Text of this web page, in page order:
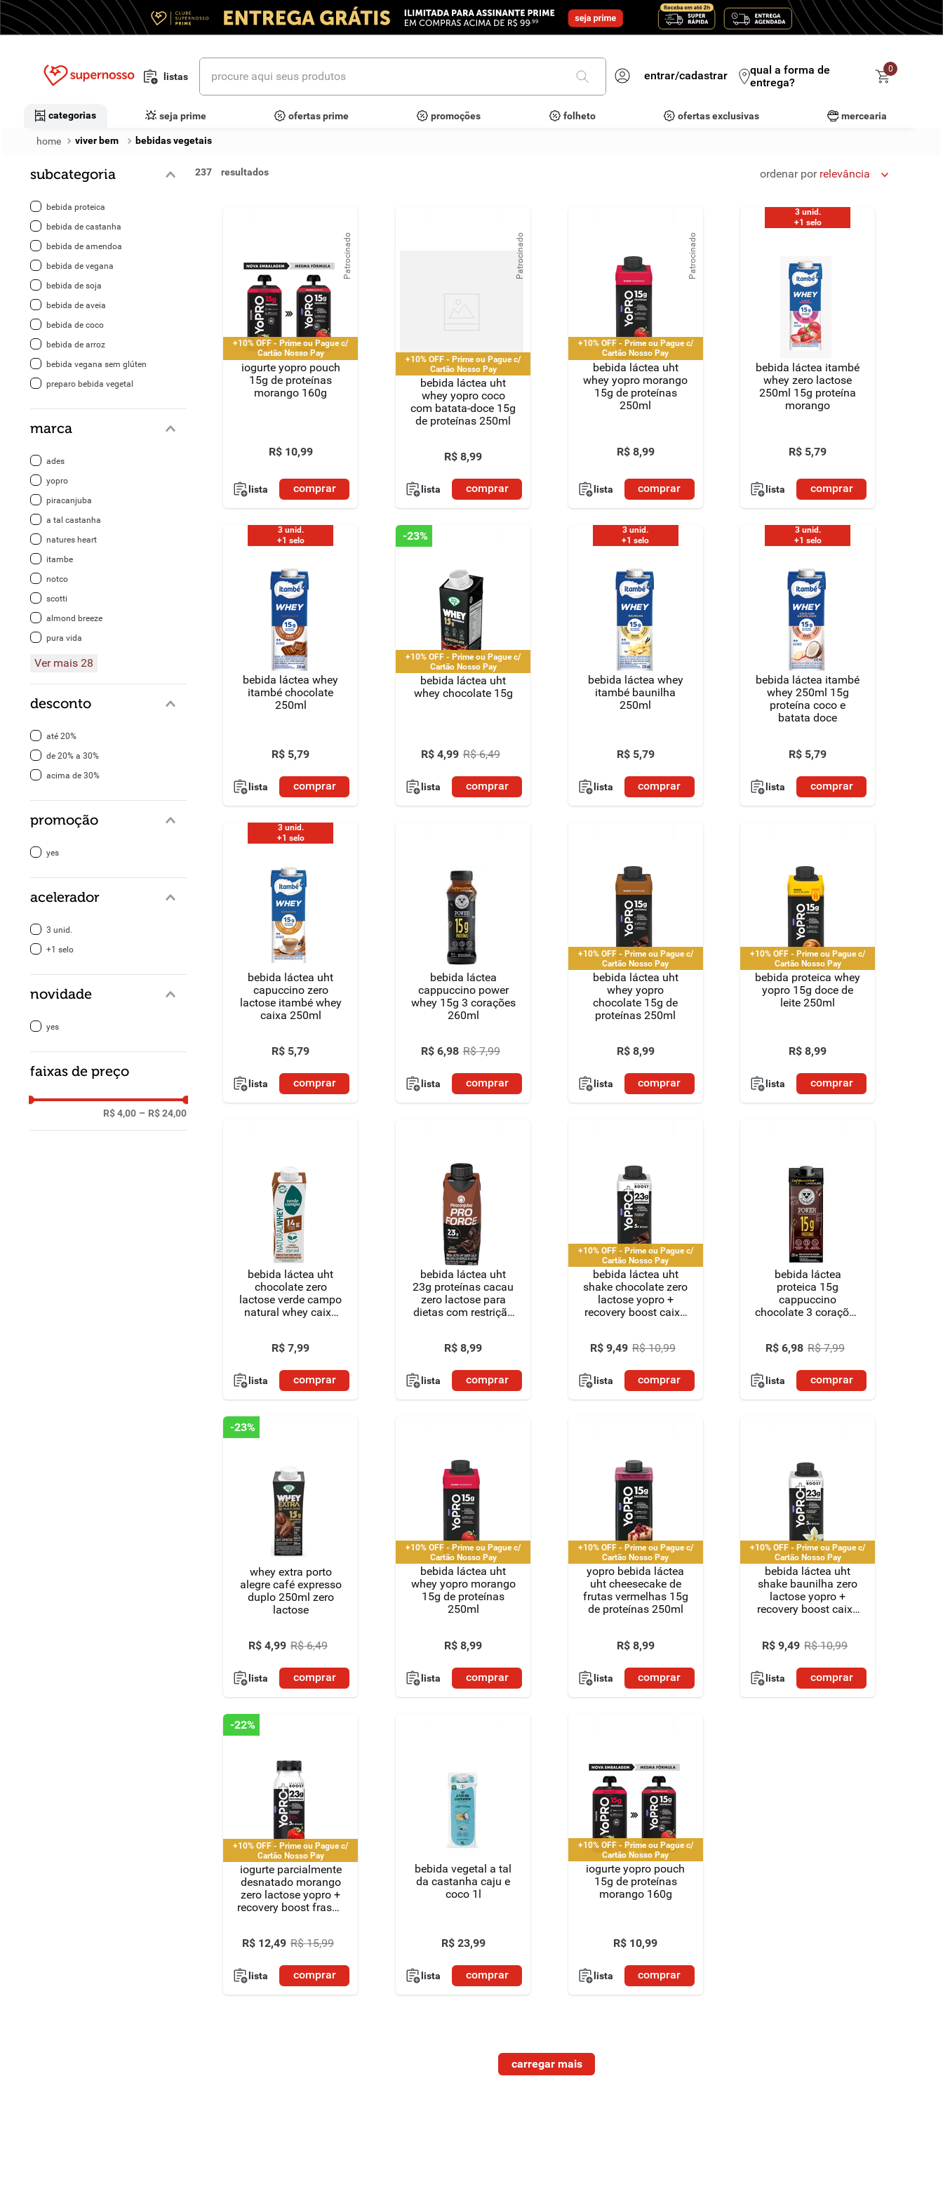
listas
procure aqui seus produtos
entrar/cadastrar
qual a forma de
entrega?
0
categorias seja prime ofertas prime promoções folheto ofertas exclusivas mercearia
viver bem bebidas vegetais
subcategoria
bebida proteica
bebida de castanha
bebida de amendoa
bebida de vegana
bebida de soja
bebida de aveia
bebida de coco
bebida de arroz
bebida vegana sem glúten
preparo bebida vegetal
marca
ades
yopro
piracanjuba
a tal castanha
natures heart
itambe
notco
scotti
almond breeze
pura vida
Ver mais 28
desconto
até 20%
de 20% a 30%
acima de 30%
promoção
yes
acelerador
3 unid.
+1 selo
novidade
yes
faixas de preço
R$ 4,00 – R$ 24,00
237 ordenar por relevância
Patrocinado
+10% OFF - Prime ou Pague c/
Cartão Nosso Pay
iogurte yopro pouch
15g de proteínas
morango 160g
R$ 10,99
lista comprar
Patrocinado
+10% OFF - Prime ou Pague c/
Cartão Nosso Pay
bebida láctea uht
whey yopro coco
com batata-doce 15g
de proteínas 250ml
R$ 8,99
lista comprar
Patrocinado
+10% OFF - Prime ou Pague c/
Cartão Nosso Pay
bebida láctea uht
whey yopro morango
15g de proteínas
250ml
R$ 8,99
lista comprar
3 unid.
+1 selo
bebida láctea itambé
whey zero lactose
250ml 15g proteína
morango
R$ 5,79
lista comprar
3 unid.
+1 selo
bebida láctea whey
itambé chocolate
250ml
R$ 5,79
lista comprar
-23%
+10% OFF - Prime ou Pague c/
Cartão Nosso Pay
bebida láctea uht
whey chocolate 15g
R$ 4,99 R$ 6,49
lista comprar
3 unid.
+1 selo
bebida láctea whey
itambé baunilha
250ml
R$ 5,79
lista comprar
3 unid.
+1 selo
bebida láctea itambé
whey 250ml 15g
proteína coco e
batata doce
R$ 5,79
lista comprar
3 unid.
+1 selo
bebida láctea uht
capuccino zero
lactose itambé whey
caixa 250ml
R$ 5,79
lista comprar
bebida láctea
cappuccino power
whey 15g 3 corações
260ml
R$ 6,98 R$ 7,99
lista comprar
+10% OFF - Prime ou Pague c/
Cartão Nosso Pay
bebida láctea uht
whey yopro
chocolate 15g de
proteínas 250ml
R$ 8,99
lista comprar
+10% OFF - Prime ou Pague c/
Cartão Nosso Pay
bebida proteica whey
yopro 15g doce de
leite 250ml
R$ 8,99
lista comprar
bebida láctea uht
chocolate zero
lactose verde campo
natural whey caixa
R$ 7,99
lista comprar
bebida láctea uht
23g proteínas cacau
zero lactose para
dietas com restrição
caixa 250ml
R$ 8,99
lista comprar
+10% OFF - Prime ou Pague c/
Cartão Nosso Pay
bebida láctea uht
shake chocolate zero
lactose yopro +
recovery boost caixa
R$ 9,49 R$ 10,99
lista comprar
bebida láctea
proteica 15g
cappuccino
chocolate 3 corações
R$ 6,98 R$ 7,99
lista comprar
-23%
whey extra porto
alegre café expresso
duplo 250ml zero
lactose
R$ 4,99 R$ 6,49
lista comprar
+10% OFF - Prime ou Pague c/
Cartão Nosso Pay
bebida láctea uht
whey yopro morango
15g de proteínas
250ml
R$ 8,99
lista comprar
+10% OFF - Prime ou Pague c/
Cartão Nosso Pay
yopro bebida láctea
uht cheesecake de
frutas vermelhas 15g
de proteínas 250ml
R$ 8,99
lista comprar
+10% OFF - Prime ou Pague c/
Cartão Nosso Pay
bebida láctea uht
shake baunilha zero
lactose yopro +
recovery boost caixa
R$ 9,49 R$ 10,99
lista comprar
-22%
+10% OFF - Prime ou Pague c/
Cartão Nosso Pay
iogurte parcialmente
desnatado morango
zero lactose yopro +
recovery boost frasco
R$ 12,49 R$ 15,99
lista comprar
bebida vegetal a tal
da castanha caju e
coco 1l
R$ 23,99
lista comprar
+10% OFF - Prime ou Pague c/
Cartão Nosso Pay
iogurte yopro pouch
15g de proteínas
morango 160g
R$ 10,99
lista comprar
termos mais buscados
detergente
macarrão